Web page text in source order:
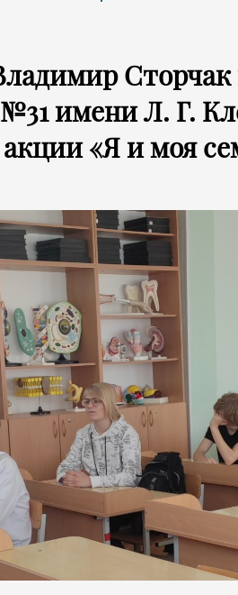
имени Л. Г.
акции «Я и моя